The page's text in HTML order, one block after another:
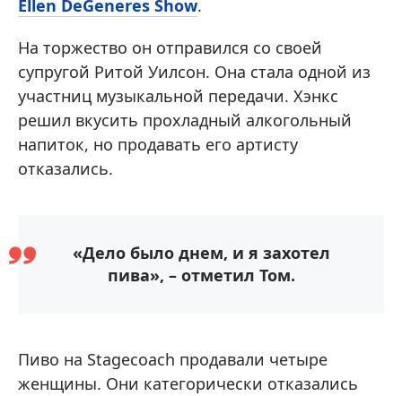
Ellen DeGeneres Show.
На торжество он отправился со своей
супругой Ритой Уилсон. Она стала одной из
участниц музыкальной передачи. Хэнкс
решил вкусить прохладный алкогольный
напиток, но продавать его артисту
отказались.
«Дело было днем, и я захотел
пива», – отметил Том.
Пиво на Stagecoach продавали четыре
женщины. Они категорически отказались